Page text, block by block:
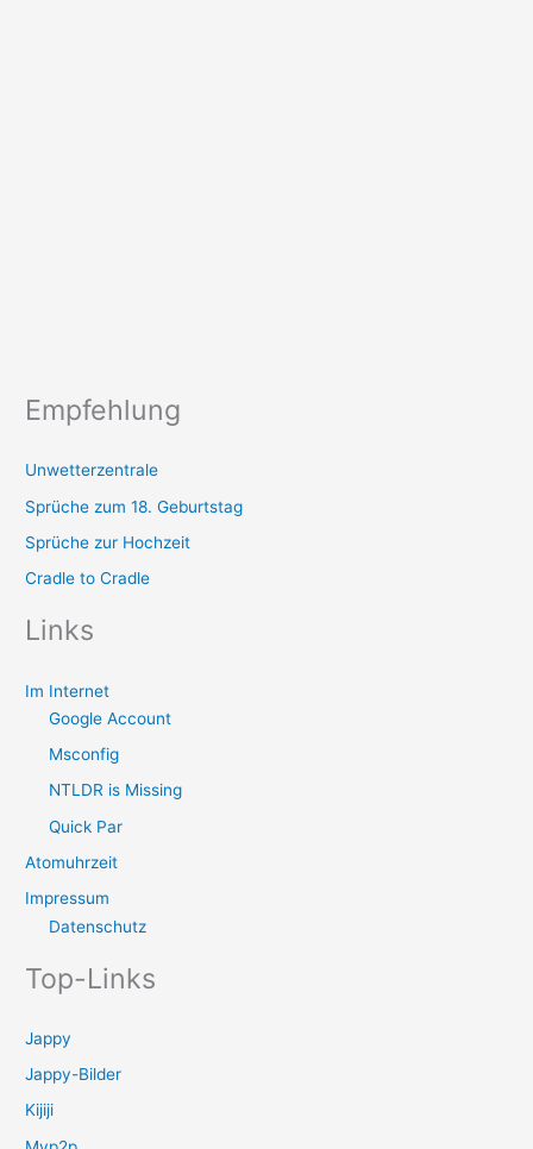
Empfehlung
Unwetterzentrale
Sprüche zum 18. Geburtstag
Sprüche zur Hochzeit
Cradle to Cradle
Links
Im Internet
Google Account
Msconfig
NTLDR is Missing
Quick Par
Atomuhrzeit
Impressum
Datenschutz
Top-Links
Jappy
Jappy-Bilder
Kijiji